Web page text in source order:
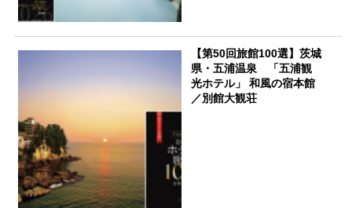
【第50回旅館100選】茨城
県・五浦温泉 「五浦観
光ホテル」 和風の宿本館
／別館大観荘